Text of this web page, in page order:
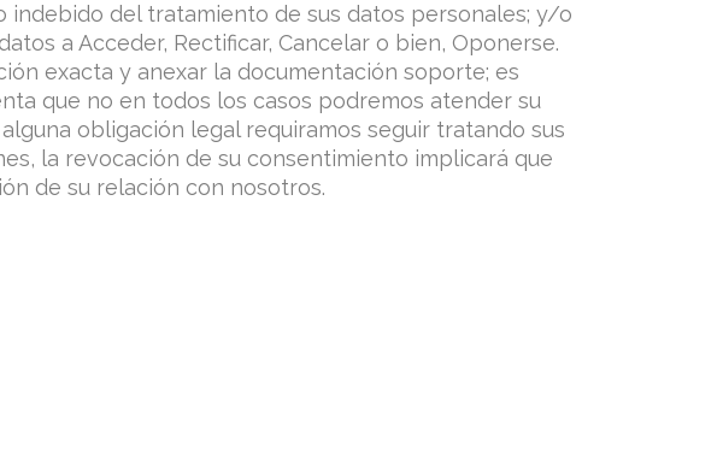
del tratamiento de sus datos personales; y/o
a Acceder, Rectificar, Cancelar o bien, Oponerse.
exacta y anexar la documentación soporte; es
que no en todos los casos podremos atender su
obligación legal requiramos seguir tratando sus
la revocación de su consentimiento implicará que
de su relación con nosotros.